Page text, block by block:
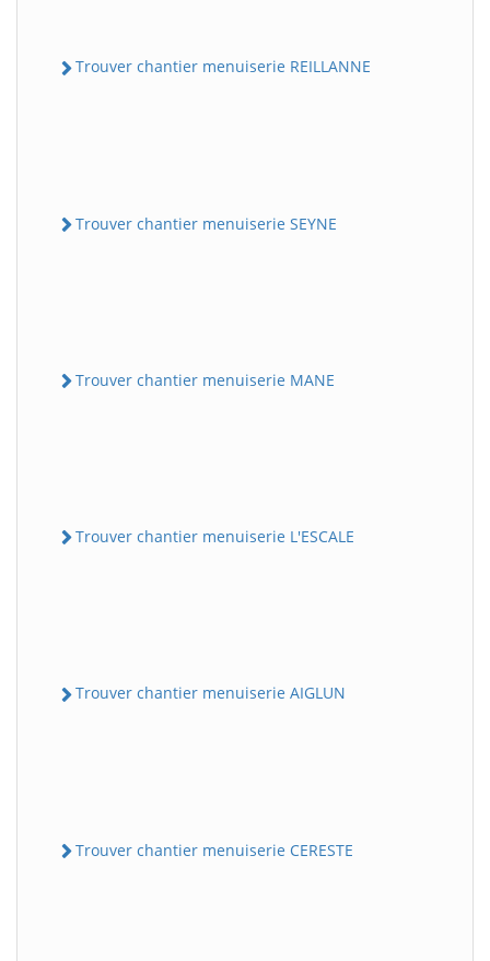
Trouver chantier menuiserie REILLANNE
Trouver chantier menuiserie SEYNE
Trouver chantier menuiserie MANE
Trouver chantier menuiserie L'ESCALE
Trouver chantier menuiserie AIGLUN
Trouver chantier menuiserie CERESTE